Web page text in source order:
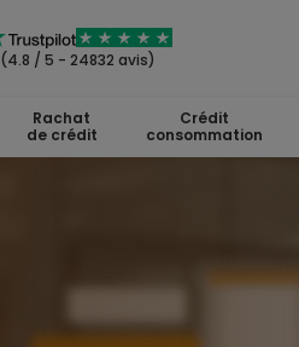
(4.8 / 5 - 24832 avis)
Rachat
de crédit
Crédit
consommation